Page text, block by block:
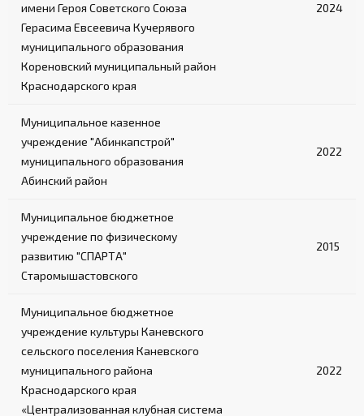
имени Героя Советского Союза
Герасима Евсеевича Кучерявого
муниципального образования
Кореновский муниципальный район
Краснодарского края
2024
Муниципальное казенное
учреждение "Абинкапстрой"
муниципального образования
Абинский район
2022
Муниципальное бюджетное
учреждение по физическому
развитию "СПАРТА"
Старомышастовского
2015
Муниципальное бюджетное
учреждение культуры Каневского
сельского поселения Каневского
муниципального района
Краснодарского края
«Централизованная клубная система
2022